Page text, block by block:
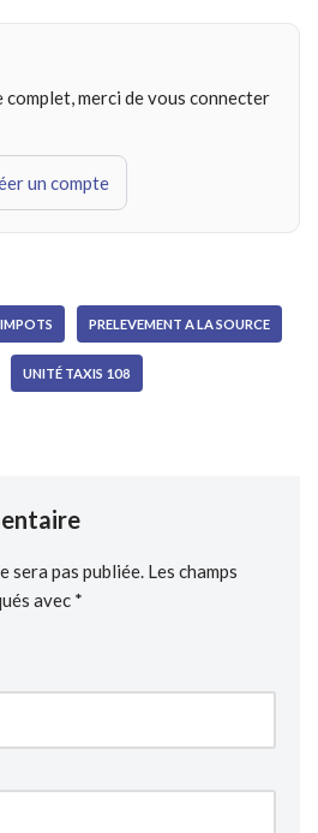
complet, merci de vous connecter
un compte
IMPOTS PRELEVEMENT A LA SOURCE
UNITÉ TAXIS 108
sera pas publiée. Les champs
avec *